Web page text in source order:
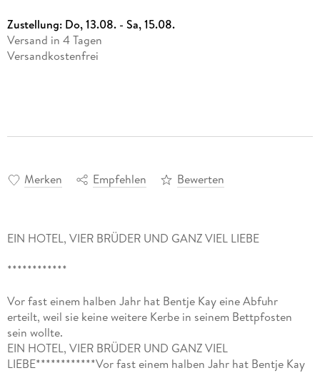
Zustellung: Do, 13.08. - Sa, 15.08.
Versand in 4 Tagen
Versandkostenfrei
Merken Empfehlen Bewerten
EIN HOTEL, VIER BRÜDER UND GANZ VIEL LIEBE
************
Vor fast einem halben Jahr hat Bentje Kay eine Abfuhr
erteilt, weil sie keine weitere Kerbe in seinem Bettpfosten
sein wollte.
EIN HOTEL, VIER BRÜDER UND GANZ VIEL
LIEBE************Vor fast einem halben Jahr hat Bentje Kay